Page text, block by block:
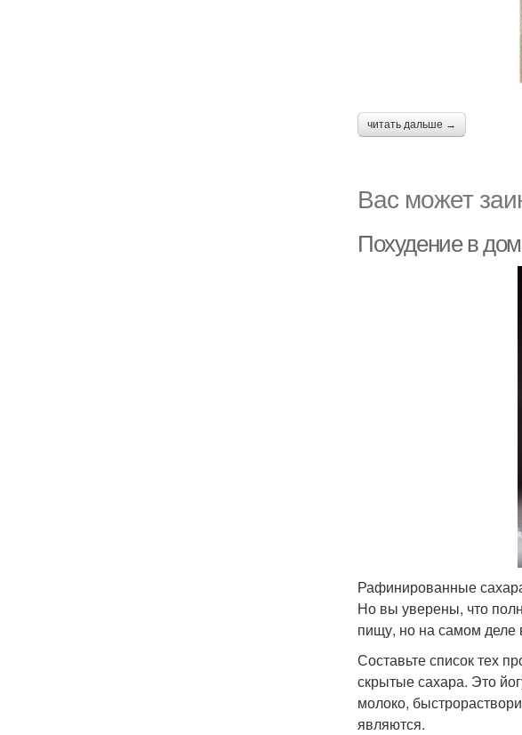
читать дальше →
Вас может
Похудение в
Рафинированные
Но вы уверены, что
пищу, но на самом деле
Составьте список тех
скрытые сахара. Это
молоко,
являются.